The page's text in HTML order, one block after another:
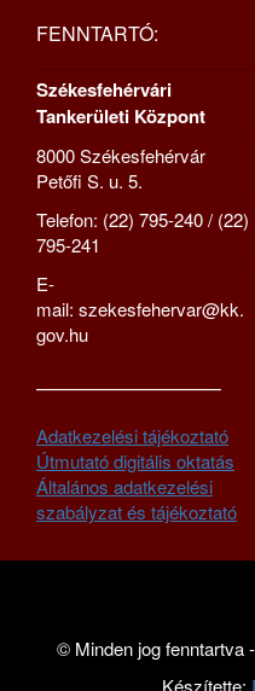
FENNTARTÓ:
Székesfehérvári
Tankerületi Központ
8000 Székesfehérvár
Petőfi S. u. 5.
Telefon: (22) 795-240 / (22)
795-241
E-
mail: szekesfehervar@kk.
gov.hu
—————————–
Adatkezelési tájékoztató
Útmutató digitális oktatás
Általános adatkezelési
szabályzat és tájékoztató
© Minden jog fenntartva
Készítette: